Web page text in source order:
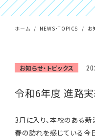
ホーム NEWS・TOPICS お
お知らせ・トピックス
令和6年度 進路
3月に入り、本校のある新
春の訪れを感じている今